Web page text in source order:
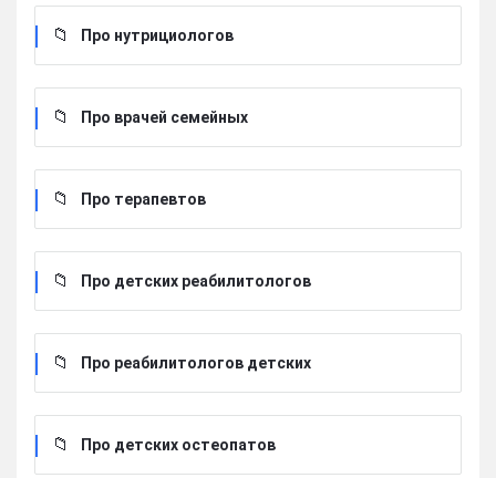
Про нутрициологов
Про врачей семейных
Про терапевтов
Про детских реабилитологов
Про реабилитологов детских
Про детских остеопатов